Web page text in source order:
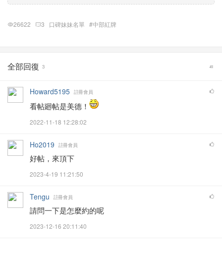
26622 3 口碑妹妹名單 #中部紅牌
全部回復 3
Howard5195 註冊會員
看帖廻帖是美德！
2022-11-18 12:28:02
Ho2019 註冊會員
好帖，來頂下
2023-4-19 11:21:50
Tengu 註冊會員
請問一下是怎麼約的呢
2023-12-16 20:11:40